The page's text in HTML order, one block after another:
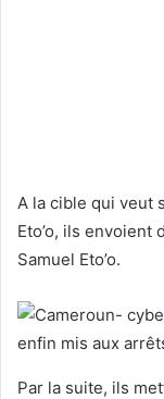
A la cible qui veut
Eto’o, ils envoient
Samuel Eto’o.
Par la suite, ils